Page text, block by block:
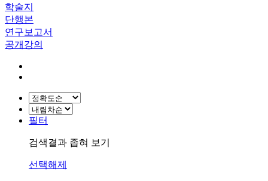
학술지
단행본
연구보고서
공개강의
필터
검색결과 좁혀 보기
선택해제